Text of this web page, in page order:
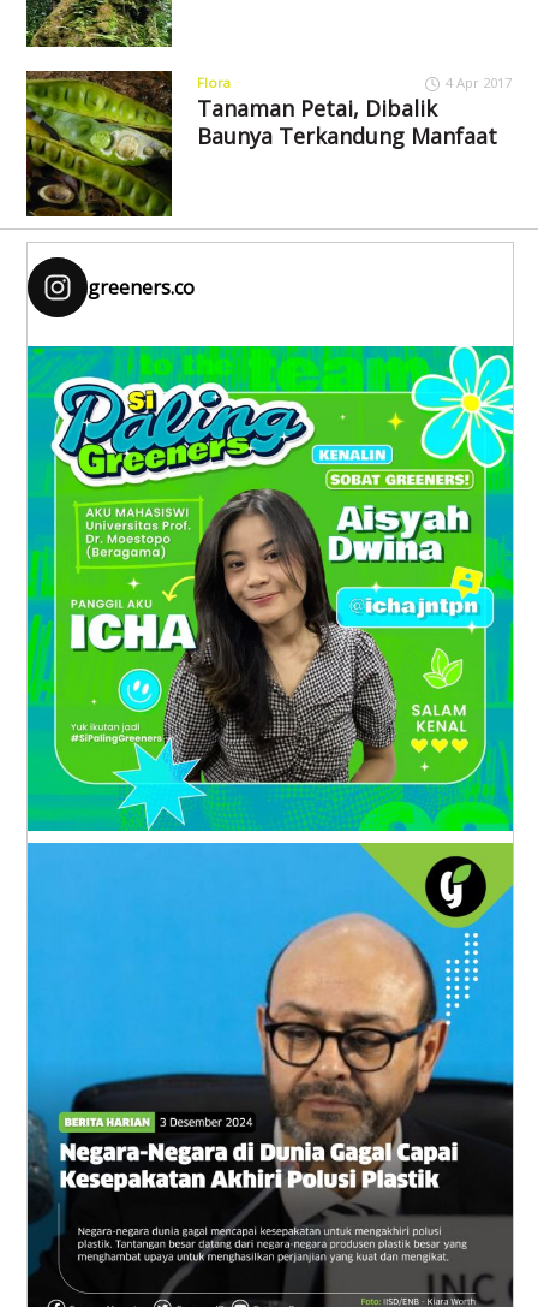
Flora 4 Apr 2017
Tanaman Petai, Dibalik
Baunya Terkandung Manfaat
greeners.co